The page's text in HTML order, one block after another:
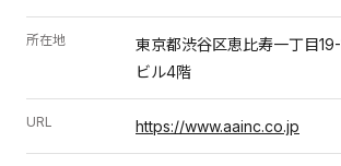
所在地
東京都渋谷区恵比寿一丁目
ビル4階
URL https://www.aainc.co.jp